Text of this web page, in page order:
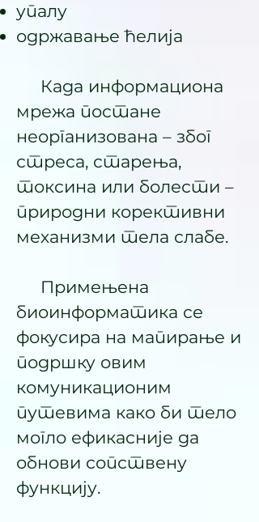
упалу
одржавање ћелија
Када информациона
мрежа постане
неорганизована – због
стреса, старења,
токсина или болести –
природни корективни
механизми тела слабе.
Примењена
биоинформатика се
фокусира на мапирање и
подршку овим
комуникационим
путевима како би тело
могло ефикасније да
обнови сопствену
функцију.